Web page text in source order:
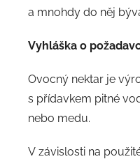
a mnohdy do něj
Vyhláška o
Ovocný nektar je
s přídavkem pitné
nebo medu.
V závislosti na